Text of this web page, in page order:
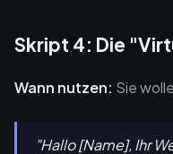
Skript 4: Die
Wann nutzen: Sie
"Hallo [Name], Ihr